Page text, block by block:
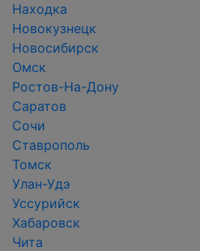
Находка
Новокузнецк
Новосибирск
Омск
Ростов-На-Дону
Саратов
Сочи
Ставрополь
Томск
Улан-Удэ
Уссурийск
Хабаровск
Чита